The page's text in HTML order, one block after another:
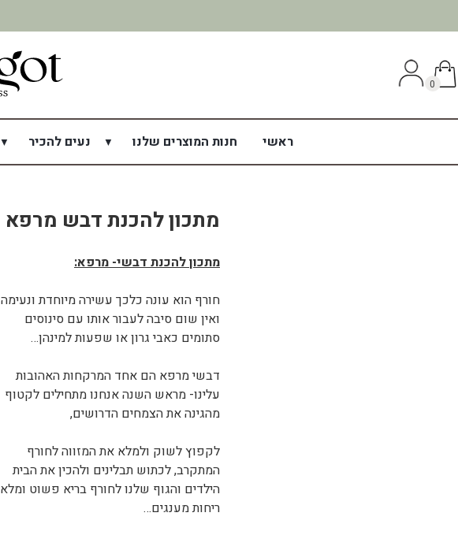
0
ראשי חנות המוצרים שלנו נעים להכיר
מתכון להכנת דבש מרפא
מתכון להכנת דבשי- מרפא:
חורף הוא עונה כלכך עשירה מיוחדת ונעימה
ואין שום סיבה לעבור אותו עם סינוסים
סתומים כאבי גרון או שפעות למינהן…
דבשי מרפא הם אחד המרקחות האהובות
עלינו- מראש השנה אנחנו מתחילים לקטוף
מהגינה את הצמחים הדרושים,
לקפוץ לשוק ולמלא את המזווה לחורף
המתקרב, לכתוש תבלינים ולהכין את הבית
הילדים והגוף שלנו לחורף בריא פשוט ומלא
ריחות מענגים…